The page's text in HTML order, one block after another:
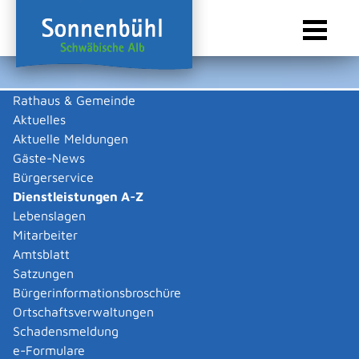
Rathaus & Gemeinde
Aktuelles
Aktuelle Meldungen
Gäste-News
Bürgerservice
Dienstleistungen A-Z
Lebenslagen
Mitarbeiter
Amtsblatt
Satzungen
Bürgerinformationsbroschüre
Ortschaftsverwaltungen
Schadensmeldung
e-Formulare
Sie sind hier:
Dienstleistungen A-Z
Dienstleistungen A-Z
Leistungen
Vielzahl von kommunalen und staatlichen
Verwaltungsvorgängen. Insbesondere erhalten Sie
Informationen zu den erforderlichen Unterlagen die zu
einer bestimmen Verwaltungsdienstleistung notwendig